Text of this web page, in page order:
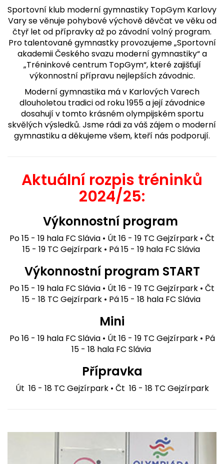
Sportovní klub moderní gymnastiky TopGym Karlovy
Vary se věnuje pohybové výchově děvčat ve věku od
čtyř let od přípravky až po závodní volný program.
Pro talentované gymnastky provozujeme „Sportovní
akademii Českého svazu moderní gymnastiky“ a
„Tréninkové centrum TopGym“, které zajišťují
výkonnostní přípravu nejlepších závodnic.
Moderní gymnastika má v Karlových Varech
dlouholetou tradici od roku 1955 a její závodnice
dosahují v tomto krásném olympijském sportu
skvělých výsledků. Jsme rádi za váš zájem o moderní
gymnastiku a děkujeme všem, kteří nás podporují.
Aktuální rozpis tréninků
2024/25:
Výkonnostní program
Po 15 - 19 hala FC Slávia • Út 16 - 19 TC Gejzírpark • Čt
15 - 19 TC Gejzírpark • Pá 15 - 19 hala FC Slávia
Výkonnostní program START
Po 15 - 19 hala FC Slávia • Út 16 - 19 TC Gejzírpark • Čt
15 - 18 TC Gejzírpark • Pá 15 - 18 hala FC Slávia
Mini
Po 16 - 19 hala FC Slávia • Út 16 - 19 TC Gejzírpark • Pá
15 - 18 hala FC Slávia
Přípravka
Út 16 - 18 TC Gejzírpark • Čt 16 - 18 TC Gejzírpark